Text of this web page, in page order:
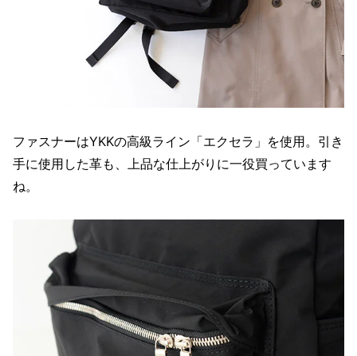
ファスナーはYKKの高級ライン「エクセラ」を使用。引き
手に使用した革も、上品な仕上がりに一役買っています
ね。